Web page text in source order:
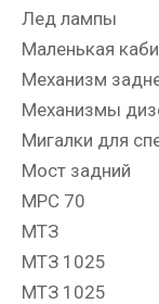
Лед лампы
Маленькая
Механизм
Механизмы
Мигалки для
Мост задний
МРС 70
МТЗ
МТЗ 1025
МТЗ 1025